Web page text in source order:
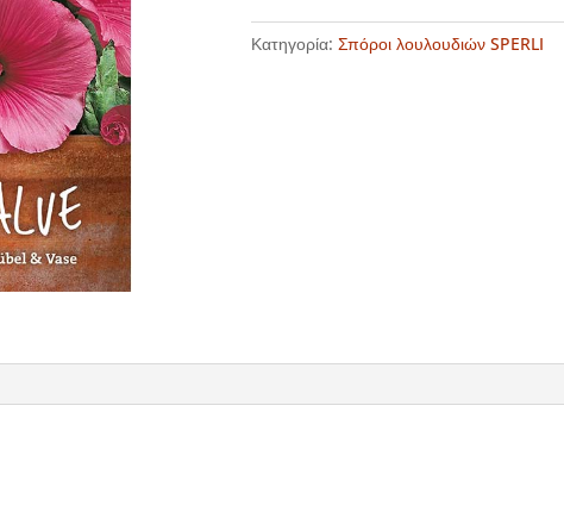
trimestris
Κατηγορία:Σπόροι λουλουδιών SPERLI